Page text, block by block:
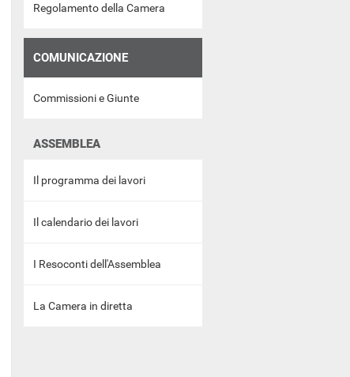
Regolamento della Camera
COMUNICAZIONE
Commissioni e Giunte
ASSEMBLEA
Il programma dei lavori
Il calendario dei lavori
I Resoconti dell'Assemblea
La Camera in diretta